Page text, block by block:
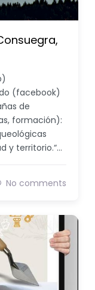
(facebook)
de
formación):
y territorio.“…
No comments